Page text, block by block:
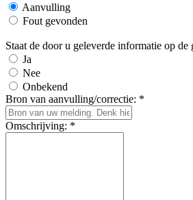
Aanvulling
Fout gevonden
Staat de door u geleverde informatie op de
Ja
Nee
Onbekend
Bron van aanvulling/correctie: *
Omschrijving: *